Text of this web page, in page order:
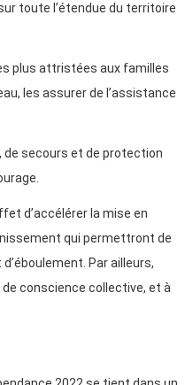
toute l’étendue du territoire
plus attristées aux familles
les assurer de l’assistance
secours et de protection
d’accélérer la mise en
qui permettront de
Par ailleurs,
de conscience collective, et à